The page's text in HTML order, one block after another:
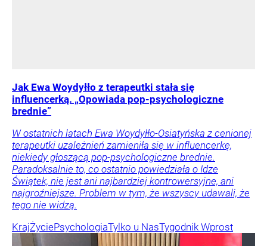
Jak Ewa Woydyłło z terapeutki stała się
influencerką. „Opowiada pop-psychologiczne
brednie”
W ostatnich latach Ewa Woydyłło-Osiatyńska z cenionej
terapeutki uzależnień zamieniła się w influencerkę,
niekiedy głoszącą pop-psychologiczne brednie.
Paradoksalnie to, co ostatnio powiedziała o Idze
Świątek, nie jest ani najbardziej kontrowersyjne, ani
najgroźniejsze. Problem w tym, że wszyscy udawali, że
tego nie widzą.
KrajŻyciePsychologiaTylko u NasTygodnik Wprost